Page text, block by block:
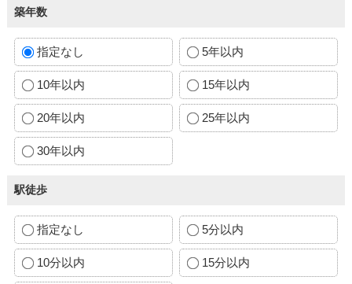
築年数
指定なし 5年以内
10年以内 15年以内
20年以内 25年以内
30年以内
駅徒歩
指定なし 5分以内
10分以内 15分以内